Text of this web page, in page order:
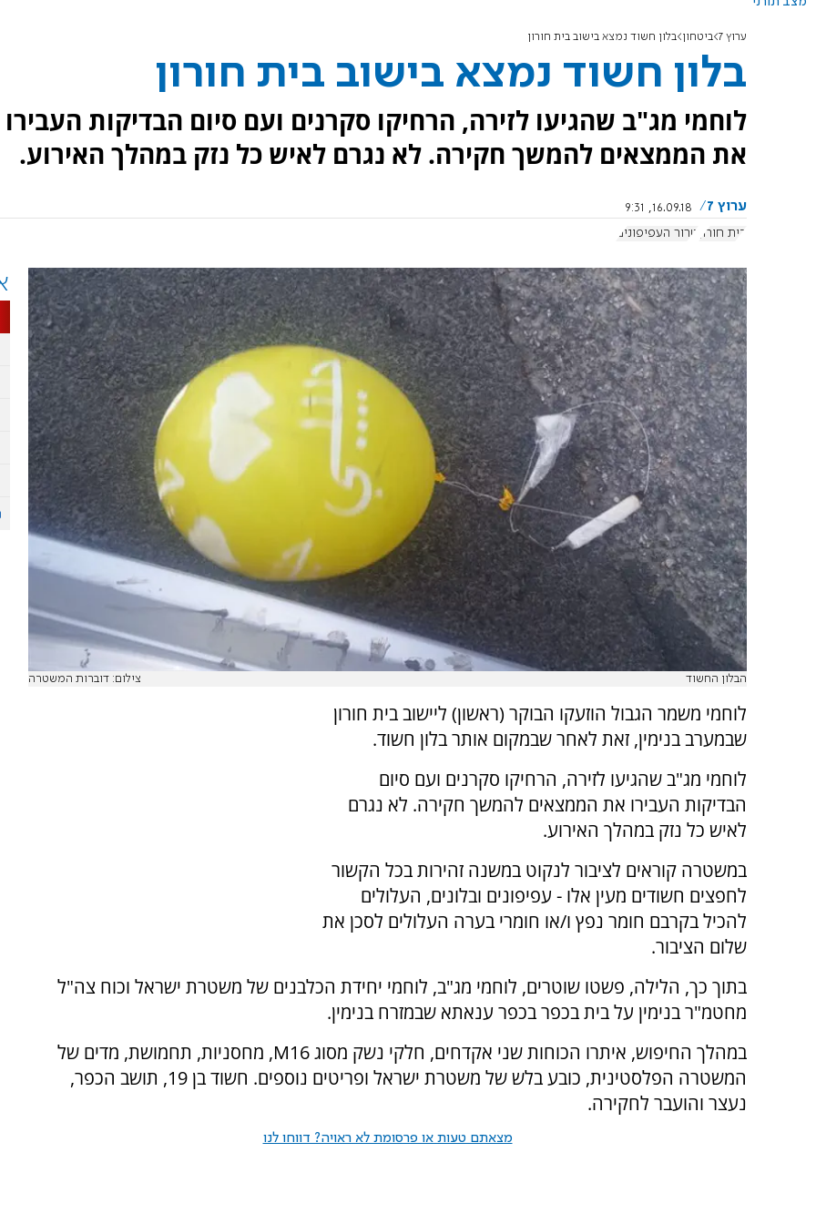
ערוץ 7 ביטחון בלון חשוד נמצא בישוב בית חורון
בלון חשוד נמצא בישוב בית חורון
לוחמי מג"ב שהגיעו לזירה, הרחיקו סקרנים ועם סיום הבדיקות העבירו
את הממצאים להמשך חקירה. לא נגרם לאיש כל נזק במהלך האירוע.
ערוץ 7
16.09.18, 9:31
בית חורון
טרור העפיפונים
הבלון החשוד צילום: דוברות המשטרה
לוחמי משמר הגבול הוזעקו הבוקר (ראשון) ליישוב בית חורון
שבמערב בנימין, זאת לאחר שבמקום אותר בלון חשוד.
לוחמי מג"ב שהגיעו לזירה, הרחיקו סקרנים ועם סיום
הבדיקות העבירו את הממצאים להמשך חקירה. לא נגרם
לאיש כל נזק במהלך האירוע.
במשטרה קוראים לציבור לנקוט במשנה זהירות בכל הקשור
לחפצים חשודים מעין אלו - עפיפונים ובלונים, העלולים
להכיל בקרבם חומר נפץ ו/או חומרי בערה העלולים לסכן את
שלום הציבור.
בתוך כך, הלילה, פשטו שוטרים, לוחמי מג"ב, לוחמי יחידת הכלבנים של משטרת ישראל וכוח צה"ל
מחטמ"ר בנימין על בית בכפר בכפר ענאתא שבמזרח בנימין.
במהלך החיפוש, איתרו הכוחות שני אקדחים, חלקי נשק מסוג M16, מחסניות, תחמושת, מדים של
המשטרה הפלסטינית, כובע בלש של משטרת ישראל ופריטים נוספים. חשוד בן 19, תושב הכפר,
נעצר והועבר לחקירה.
מצאתם טעות או פרסומת לא ראויה? דווחו לנו